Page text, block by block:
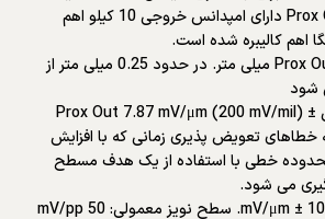
امپدانس خروجی Prox Out دارای امپدانس خروجی 10 کیلو اهم
محدوده خطی Prox Out 1.4 میلی متر. در حدود 0.25 میلی متر از
شود
ضریب مقیاس افزایشی Prox Out 7.87 mV/μm (200 mV/mil) ±
خطاهای تعویض پذیری زمانی که با افزایش
محدوده خطی با استفاده از یک هدف مسطح